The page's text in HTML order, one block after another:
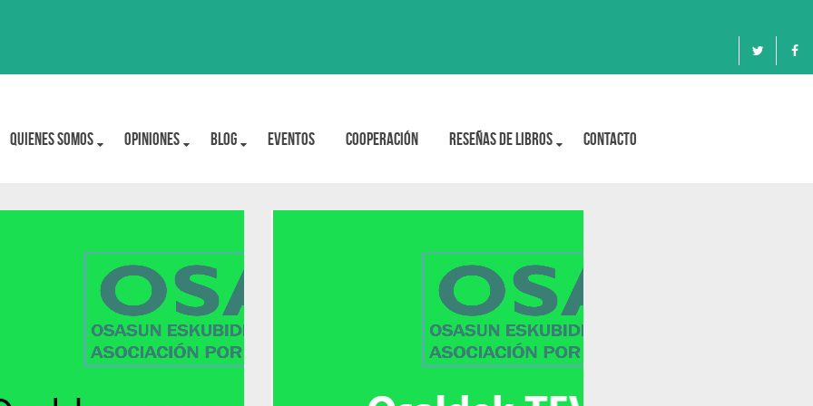
Quienes Somos OPINIONES BLOG Eventos Cooperación Reseñas de libros Contacto